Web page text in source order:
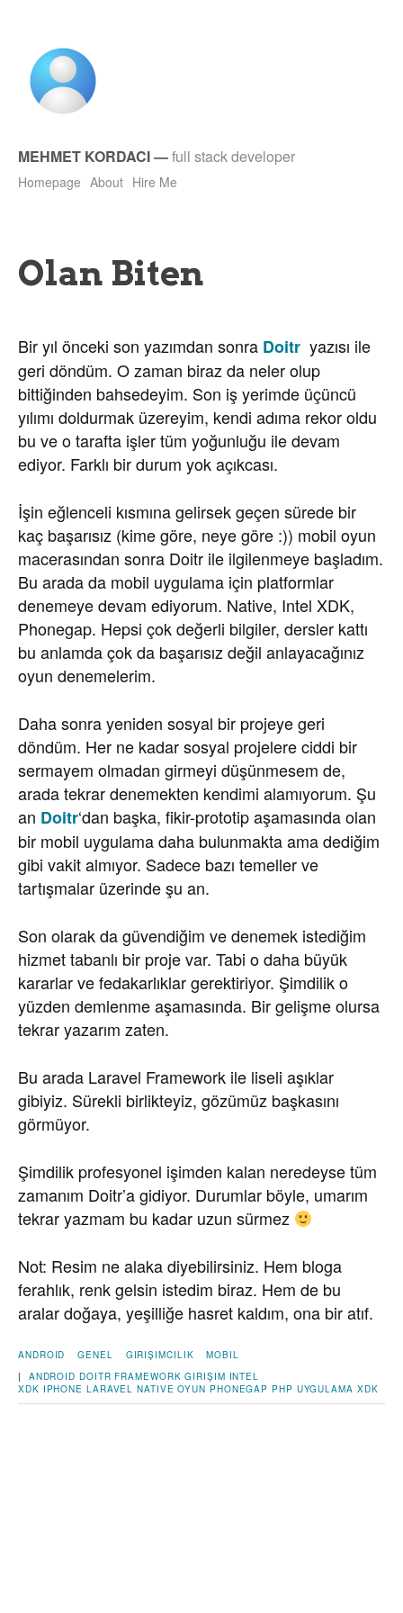
MEHMET KORDACI—full stack developer
Homepage About Hire Me
Olan Biten
Bir yıl önceki son yazımdan sonra Doitr yazısı ile
geri döndüm. O zaman biraz da neler olup
bittiğinden bahsedeyim. Son iş yerimde üçüncü
yılımı doldurmak üzereyim, kendi adıma rekor oldu
bu ve o tarafta işler tüm yoğunluğu ile devam
ediyor. Farklı bir durum yok açıkcası.
İşin eğlenceli kısmına gelirsek geçen sürede bir
kaç başarısız (kime göre, neye göre :)) mobil oyun
macerasından sonra Doitr ile ilgilenmeye başladım.
Bu arada da mobil uygulama için platformlar
denemeye devam ediyorum. Native, Intel XDK,
Phonegap. Hepsi çok değerli bilgiler, dersler kattı
bu anlamda çok da başarısız değil anlayacağınız
oyun denemelerim.
Daha sonra yeniden sosyal bir projeye geri
döndüm. Her ne kadar sosyal projelere ciddi bir
sermayem olmadan girmeyi düşünmesem de,
arada tekrar denemekten kendimi alamıyorum. Şu
an Doitr‘dan başka, fikir-prototip aşamasında olan
bir mobil uygulama daha bulunmakta ama dediğim
gibi vakit almıyor. Sadece bazı temeller ve
tartışmalar üzerinde şu an.
Son olarak da güvendiğim ve denemek istediğim
hizmet tabanlı bir proje var. Tabi o daha büyük
kararlar ve fedakarlıklar gerektiriyor. Şimdilik o
yüzden demlenme aşamasında. Bir gelişme olursa
tekrar yazarım zaten.
Bu arada Laravel Framework ile liseli aşıklar
gibiyiz. Sürekli birlikteyiz, gözümüz başkasını
görmüyor.
Şimdilik profesyonel işimden kalan neredeyse tüm
zamanım Doitr’a gidiyor. Durumlar böyle, umarım
tekrar yazmam bu kadar uzun sürmez
Not: Resim ne alaka diyebilirsiniz. Hem bloga
ferahlık, renk gelsin istedim biraz. Hem de bu
aralar doğaya, yeşilliğe hasret kaldım, ona bir atıf.
ANDROID GENEL GIRIŞIMCILIK
MOBIL
| ANDROID DOITR FRAMEWORK GIRIŞIM INTEL
XDK IPHONE LARAVEL NATIVE OYUN PHONEGAP PHP UYGULAMA XDK